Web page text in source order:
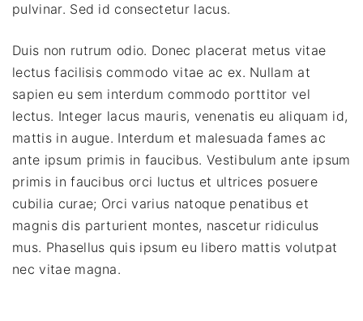
pulvinar. Sed id consectetur lacus.
Duis non rutrum odio. Donec placerat metus vitae
lectus facilisis commodo vitae ac ex. Nullam at
sapien eu sem interdum commodo porttitor vel
lectus. Integer lacus mauris, venenatis eu aliquam id,
mattis in augue. Interdum et malesuada fames ac
ante ipsum primis in faucibus. Vestibulum ante ipsum
primis in faucibus orci luctus et ultrices posuere
cubilia curae; Orci varius natoque penatibus et
magnis dis parturient montes, nascetur ridiculus
mus. Phasellus quis ipsum eu libero mattis volutpat
nec vitae magna.